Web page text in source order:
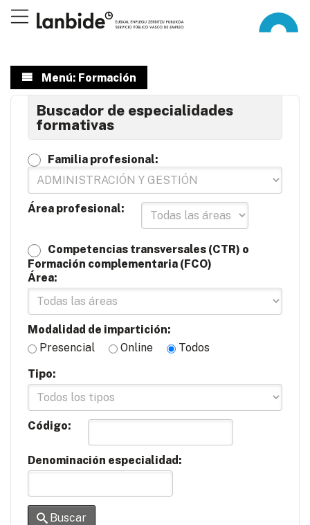
Menú: Formación
Buscador de especialidades
formativas
Familia profesional:
Área profesional:
Competencias transversales (CTR) o
Formación complementaria (FCO)
Área:
Modalidad de impartición:
Presencial
Online
Todos
Tipo:
Código:
Denominación especialidad:
Buscar